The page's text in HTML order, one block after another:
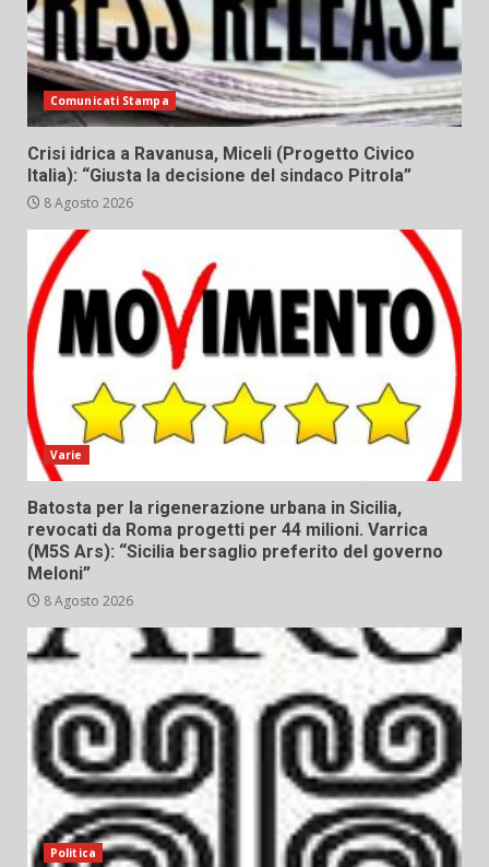
Comunicati Stampa
Crisi idrica a Ravanusa, Miceli (Progetto Civico
Italia): “Giusta la decisione del sindaco Pitrola”
8 Agosto 2026
Varie
Batosta per la rigenerazione urbana in Sicilia,
revocati da Roma progetti per 44 milioni. Varrica
(M5S Ars): “Sicilia bersaglio preferito del governo
Meloni”
8 Agosto 2026
Politica